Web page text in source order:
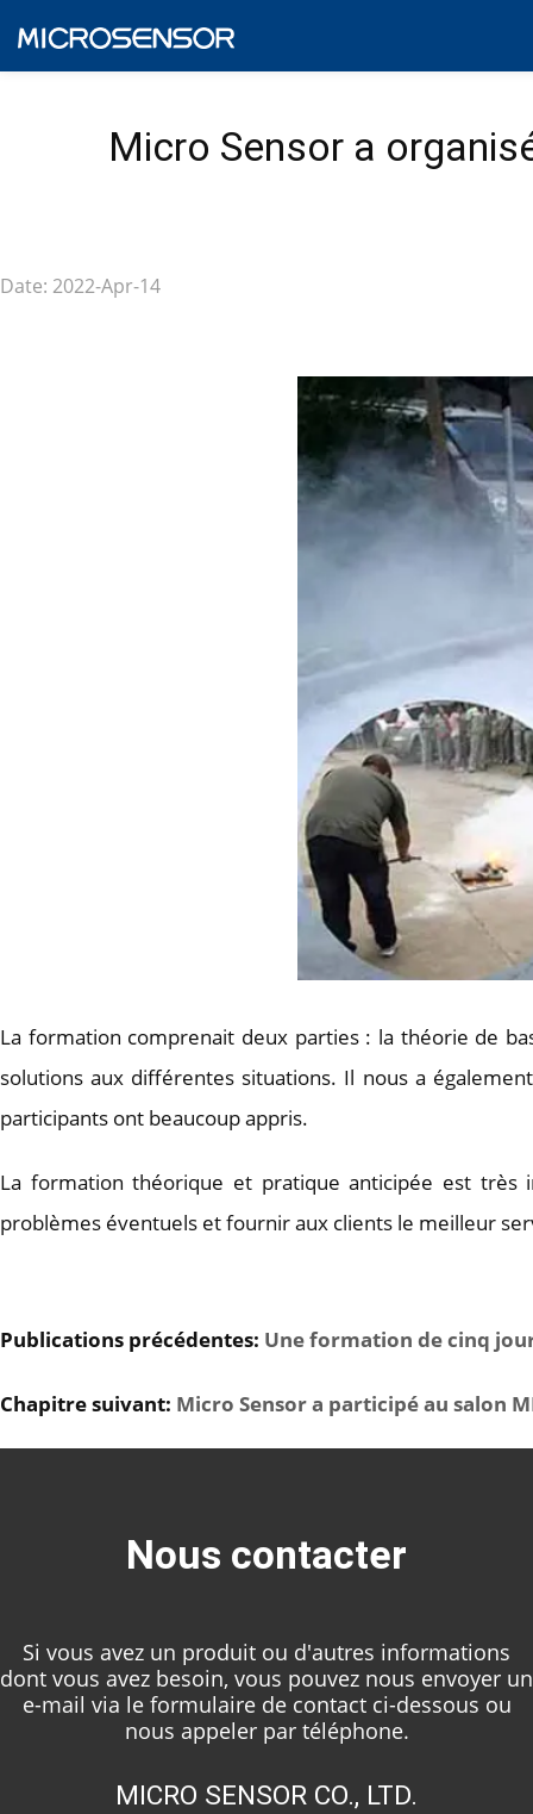
Micro Sensor a
Date: 2022-Apr-14
La formation comprenait deux parties : la théorie de
solutions aux différentes situations. Il nous a
participants ont beaucoup appris.
La formation théorique et pratique anticipée est très
problèmes éventuels et fournir aux clients le meilleur
Publications précédentes: Une formation de cinq
Chapitre suivant: Micro Sensor a participé au salon
Nous contacter
Si vous avez un produit ou d'autres informations
dont vous avez besoin, vous pouvez nous envoyer un
e-mail via le formulaire de contact ci-dessous ou
nous appeler par téléphone.
MICRO SENSOR CO., LTD.